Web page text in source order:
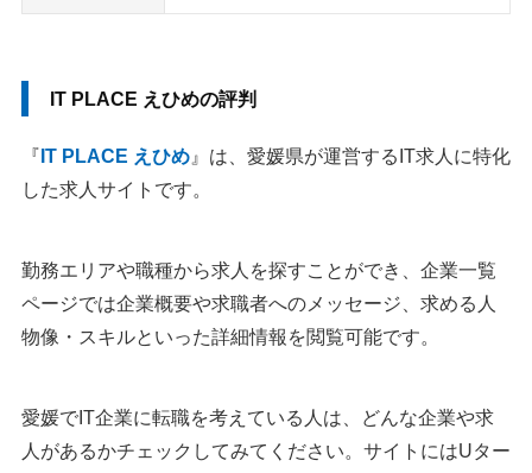
IT PLACE えひめの評判
『 IT PLACE えひめ 』は、愛媛県が運営するIT求人に特化
した求人サイトです。
勤務エリアや職種から求人を探すことができ、企業一覧
ページでは企業概要や求職者へのメッセージ、求める人
物像・スキルといった詳細情報を閲覧可能です。
愛媛でIT企業に転職を考えている人は、どんな企業や求
人があるかチェックしてみてください。サイトにはUター